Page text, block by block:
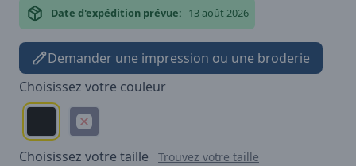
Date d'expédition prévue: 13 août 2026
Demander une impression ou une broderie
Choisissez votre couleur
Choisissez votre taille Trouvez votre taille